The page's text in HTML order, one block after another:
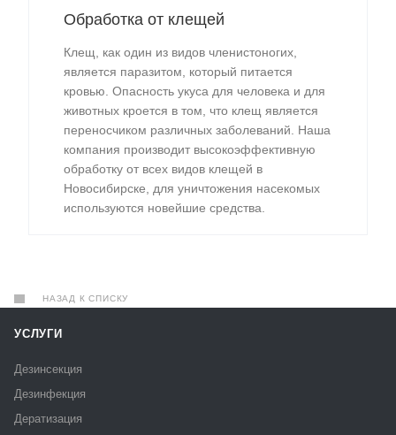
Обработка от клещей
Клещ, как один из видов членистоногих,
является паразитом, который питается
кровью. Опасность укуса для человека и для
животных кроется в том, что клещ является
переносчиком различных заболеваний. Наша
компания производит высокоэффективную
обработку от всех видов клещей в
Новосибирске, для уничтожения насекомых
используются новейшие средства.
НАЗАД К СПИСКУ
УСЛУГИ
Дезинсекция
Дезинфекция
Дератизация